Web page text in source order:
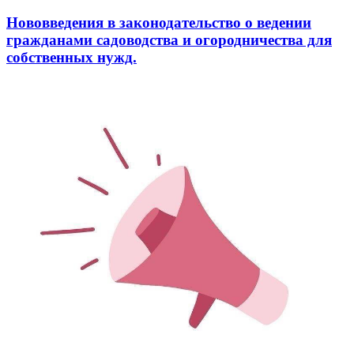
Нововведения в законодательство о ведении
гражданами садоводства и огородничества для
собственных нужд.